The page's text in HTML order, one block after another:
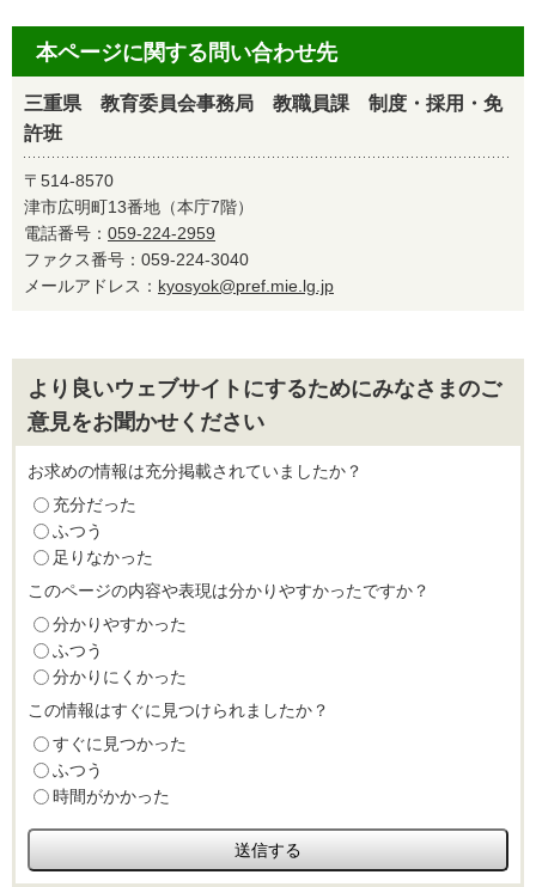
本ページに関する問い合わせ先
三重県 教育委員会事務局 教職員課 制度・採用・免
許班
〒514-8570
津市広明町13番地（本庁7階）
電話番号： 059-224-2959
ファクス番号：059-224-3040
メールアドレス： kyosyok@pref.mie.lg.jp
より良いウェブサイトにするためにみなさまのご
意見をお聞かせください
お求めの情報は充分掲載されていましたか？
充分だった
ふつう
足りなかった
このページの内容や表現は分かりやすかったですか？
分かりやすかった
ふつう
分かりにくかった
この情報はすぐに見つけられましたか？
すぐに見つかった
ふつう
時間がかかった